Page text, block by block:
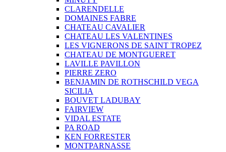
CLARENDELLE
DOMAINES FABRE
CHATEAU CAVALIER
CHATEAU LES VALENTINES
LES VIGNERONS DE SAINT TROPEZ
CHATEAU DE MONTGUERET
LAVILLE PAVILLON
PIERRE ZERO
BENJAMIN DE ROTHSCHILD VEGA
SICILIA
BOUVET LADUBAY
FAIRVIEW
VIDAL ESTATE
PA ROAD
KEN FORRESTER
MONTPARNASSE